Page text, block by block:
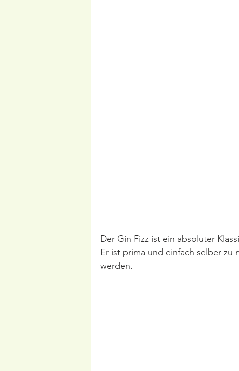
Der Gin Fizz ist ein absoluter
Er ist prima und einfach selber zu
werden.